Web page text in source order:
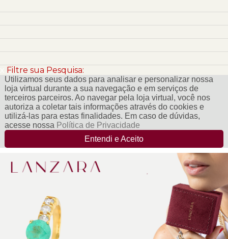
Filtre sua Pesquisa:
Utilizamos seus dados para analisar e personalizar nossa
loja virtual durante a sua navegação e em serviços de
terceiros parceiros. Ao navegar pela loja virtual, você nos
autoriza a coletar tais informações através do cookies e
utilizá-las para estas finalidades. Em caso de dúvidas,
acesse nossa Política de Privacidade
Entendi e Aceito